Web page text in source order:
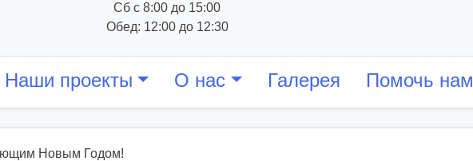
Сб с 8:00 до 15:00
Обед: 12:00 до 12:30
Наши проекты О нас Галерея Помочь нам
Новым Годом!